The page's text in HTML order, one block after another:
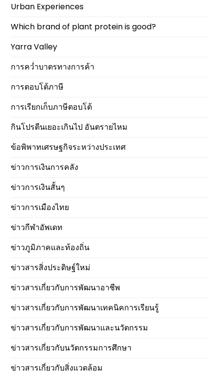
Urban Experiences
Which brand of plant protein is good?
Yarra Valley
การคว่ำบาตรทางการค้า
การตอบโต้ภาษี
การเรียกเก็บภาษีตอบโต้
กินโปรตีนเยอะเกินไป อันตรายไหม
ข้อพิพาทเศรษฐกิจระหว่างประเทศ
ข่าวการเงินการคลัง
ข่าวการเงินสั้นๆ
ข่าวการเมืองไทย
ข่าวกีฬาอัพเดท
ข่าวภูมิภาคและท้องถิ่น
ข่าวสารสิ่งประดิษฐ์ใหม่
ข่าวสารเกี่ยวกับการพัฒนาอาชีพ
ข่าวสารเกี่ยวกับการพัฒนาเทคนิคการเรียนรู้
ข่าวสารเกี่ยวกับการพัฒนาและนวัตกรรม
ข่าวสารเกี่ยวกับนวัตกรรมการศึกษา
ข่าวสารเกี่ยวกับสิ่งแวดล้อม